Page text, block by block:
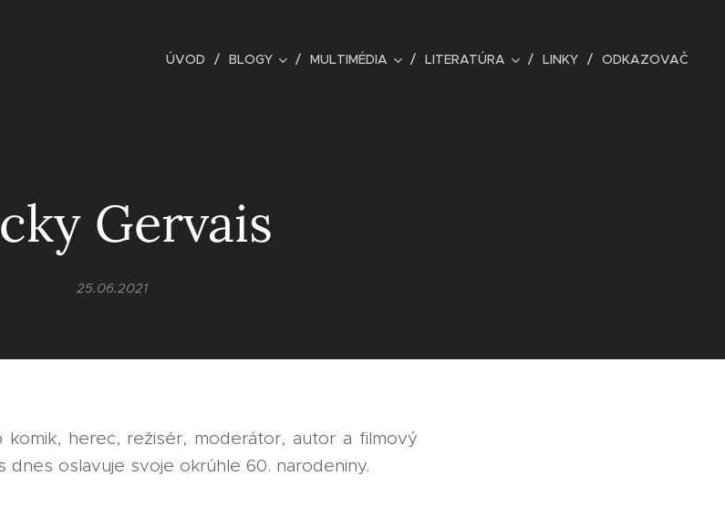
ÚVOD BLOGY MULTIMÉDIA LITERATÚRA LINKY ODKAZOVAČ
Gervais
25.06.2021
komik, herec, režisér, moderátor, autor a filmový
dnes oslavuje svoje okrúhle 60. narodeniny.